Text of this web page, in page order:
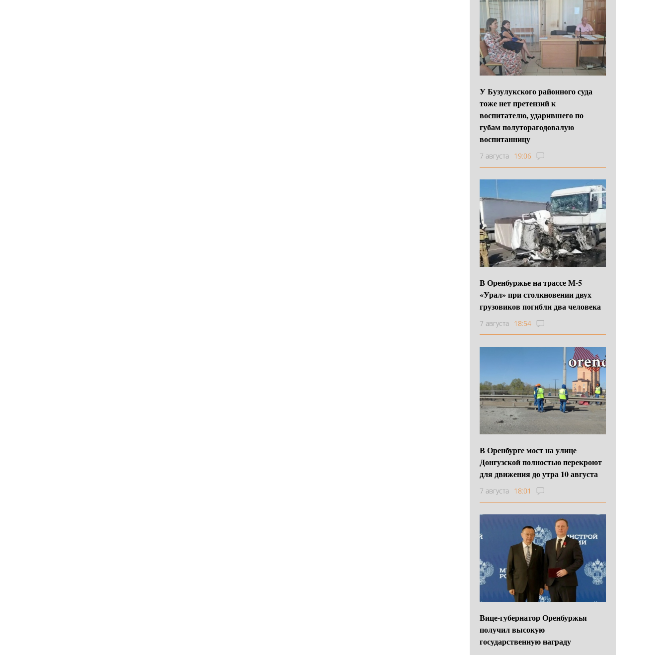
У Бузулукского районного суда
тоже нет претензий к
воспитателю, ударившего по
губам полуторагодовалую
воспитанницу
7 августа 19:06
В Оренбуржье на трассе М-5
«Урал» при столкновении двух
грузовиков погибли два человека
7 августа 18:54
В Оренбурге мост на улице
Донгузской полностью перекроют
для движения до утра 10 августа
7 августа 18:01
Вице-губернатор Оренбуржья
получил высокую
государственную награду